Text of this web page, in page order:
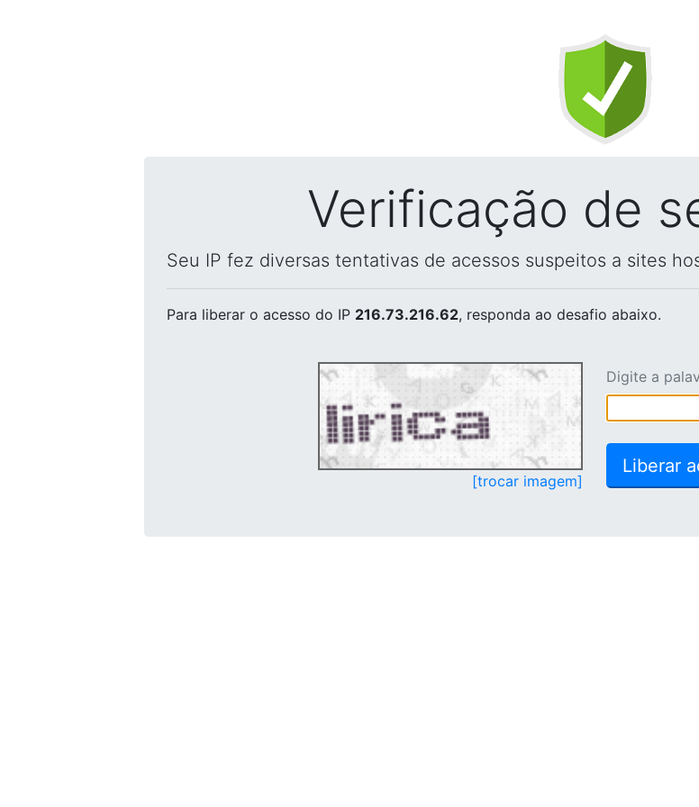
Verificação de
Seu IP fez diversas tentativas de acessos suspeitos a sites
Para liberar o acesso do IP 216.73.216.62, responda ao desafio abaixo.
[trocar imagem]
Digite a